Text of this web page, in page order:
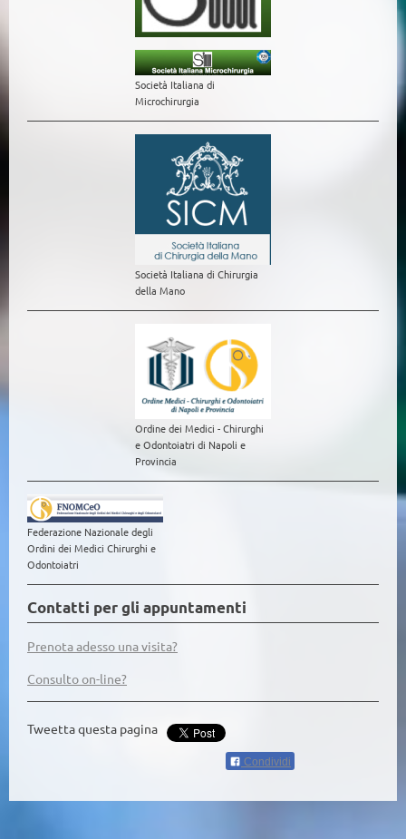
Società Italiana di
Microchirurgia
Società Italiana di Chirurgia
della Mano
Ordine dei Medici - Chirurghi
e Odontoiatri di Napoli e
Provincia
Federazione Nazionale degli
Ordini dei Medici Chirurghi e
Odontoiatri
Contatti per gli appuntamenti
Prenota adesso una visita?
Consulto on-line?
Tweetta questa pagina
Condividi